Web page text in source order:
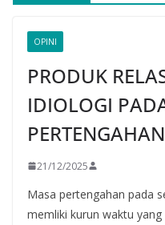
OPINI
PRODUK
IDIOLOGI
PERTENGAHAN
21/12/2025
Masa pertengahan pada
memliki kurun waktu